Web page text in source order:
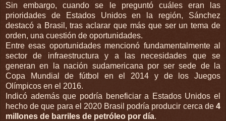
Sin embargo, cuando se le preguntó cuáles eran las
prioridades de Estados Unidos en la región, Sánchez
destacó a Brasil, tras aclarar que más que ser un tema de
orden, una cuestión de oportunidades.
Entre esas oportunidades mencionó fundamentalmente al
sector de infraestructura y a las necesidades que se
generan en la nación sudamericana por ser sede de la
Copa Mundial de fútbol en el 2014 y de los Juegos
Olímpicos en el 2016.
Indicó además que podría beneficiar a Estados Unidos el
hecho de que para el 2020 Brasil podría producir cerca de4
millones de barriles de petróleo por día.